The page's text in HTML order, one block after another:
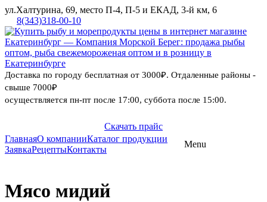
ул.Халтурина, 69, место П-4, П-5 и ЕКАД, 3-й км, 6
8(343)318-00-10
Доставка по городу бесплатная от 3000₽. Отдаленные районы -
свыше 7000₽
осуществляется пн-пт после 17:00, суббота после 15:00.
Скачать прайс
Skip
ГлавнаяО компанииКаталог продукции
ЗаявкаРецептыКонтакты
Menu
Мясо мидий